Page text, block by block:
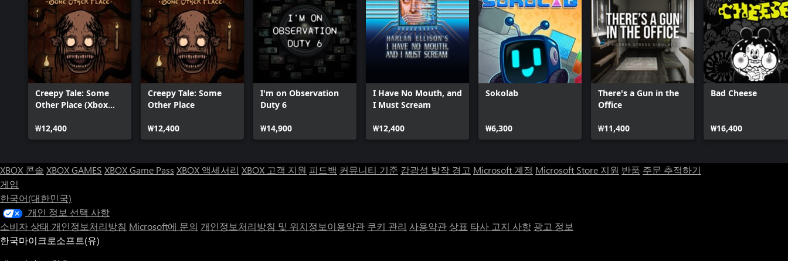
Creepy Tale: Some
Other Place (Xbox
₩12,400
Creepy Tale: Some
Other Place
₩12,400
I'm on Observation
Duty 6
₩14,900
I Have No Mouth, and
I Must Scream
₩12,400
Sokolab
₩6,300
There's a Gun in the
Office
₩11,400
Bad Cheese
₩16,400
XBOX 콘솔 XBOX GAMES XBOX Game Pass XBOX 액세서리 XBOX 고객 지원 피드백 커뮤니티 기준 감광성 발작 경고 Microsoft 계정 Microsoft Store 지원 반품 주문 추적하기
게임
한국어(대한민국)
개인 정보 선택 사항
소비자 상태 개인정보처리방침 Microsoft에 문의 개인정보처리방침 및 위치정보이용약관 쿠키 관리 사용약관 상표 타사 고지 사항 광고 정보
한국마이크로소프트(유)